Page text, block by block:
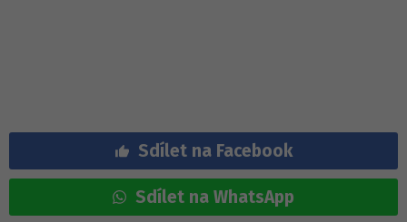
Sdílet na Facebook
Sdílet na WhatsApp